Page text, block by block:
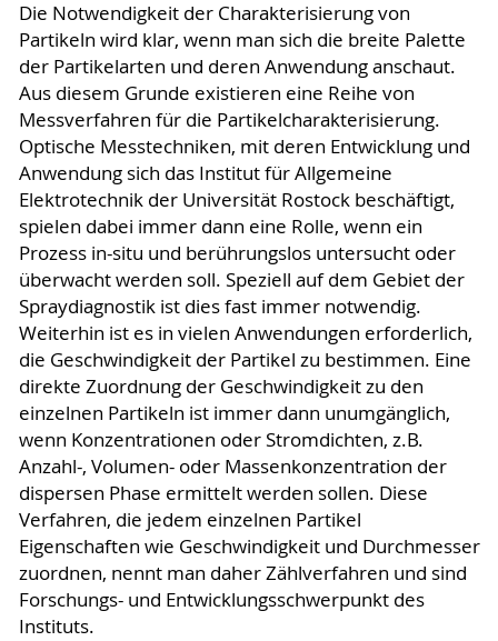
Die Notwendigkeit der Charakterisierung von
Partikeln wird klar, wenn man sich die breite Palette
der Partikelarten und deren Anwendung anschaut.
Aus diesem Grunde existieren eine Reihe von
Messverfahren für die Partikelcharakterisierung.
Optische Messtechniken, mit deren Entwicklung und
Anwendung sich das Institut für Allgemeine
Elektrotechnik der Universität Rostock beschäftigt,
spielen dabei immer dann eine Rolle, wenn ein
Prozess in-situ und berührungslos untersucht oder
überwacht werden soll. Speziell auf dem Gebiet der
Spraydiagnostik ist dies fast immer notwendig.
Weiterhin ist es in vielen Anwendungen erforderlich,
die Geschwindigkeit der Partikel zu bestimmen. Eine
direkte Zuordnung der Geschwindigkeit zu den
einzelnen Partikeln ist immer dann unumgänglich,
wenn Konzentrationen oder Stromdichten, z.B.
Anzahl-, Volumen- oder Massenkonzentration der
dispersen Phase ermittelt werden sollen. Diese
Verfahren, die jedem einzelnen Partikel
Eigenschaften wie Geschwindigkeit und Durchmesser
zuordnen, nennt man daher Zählverfahren und sind
Forschungs- und Entwicklungsschwerpunkt des
Instituts.